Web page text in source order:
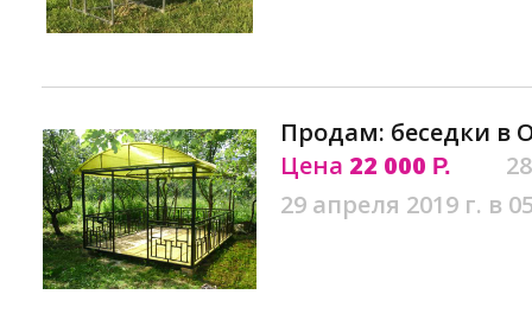
Продам: беседки в
Цена 22 000 Р.
29 апреля 2019 г. в